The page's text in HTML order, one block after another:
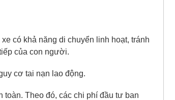
xe có khả năng di chuyển linh hoạt, tránh
của con người.
cơ tai nạn lao động.
Theo đó, các chi phí đầu tư ban